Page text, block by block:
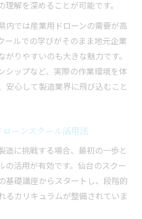
ぶべきドローンスクールの内
ール活用で転職成功を目指す
められるスキルとドローンス
心のドローンスクールサポー
ドローンスクールの評判と選
ンスクール評判と選び方のコ
るドローンスクールの魅力
解を深めることが可能です。
内では産業用ドローンの需要が高
ールでの学びがそのまま地元企業
がりやすいのも大きな魅力です。
シップなど、実際の作業環境を体
安心して製造業界に飛び込むこと
ーンスクール活用法
造に挑戦する場合、最初の一歩と
の活用が有効です。仙台のスクー
基礎講座からスタートし、段階的
るカリキュラムが整備されていま